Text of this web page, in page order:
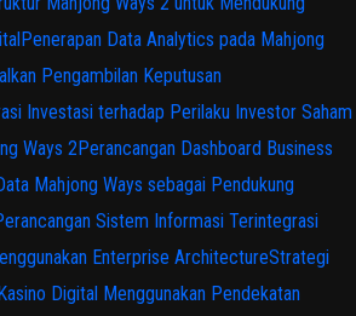
Penerapan Data Analytics pada Mahjong
Pengambilan Keputusan
Investasi terhadap Perilaku Investor Saham
Ways 2Perancangan Dashboard Business
Mahjong Ways sebagai Pendukung
Sistem Informasi Terintegrasi
Enterprise ArchitectureStrategi
Digital Menggunakan Pendekatan